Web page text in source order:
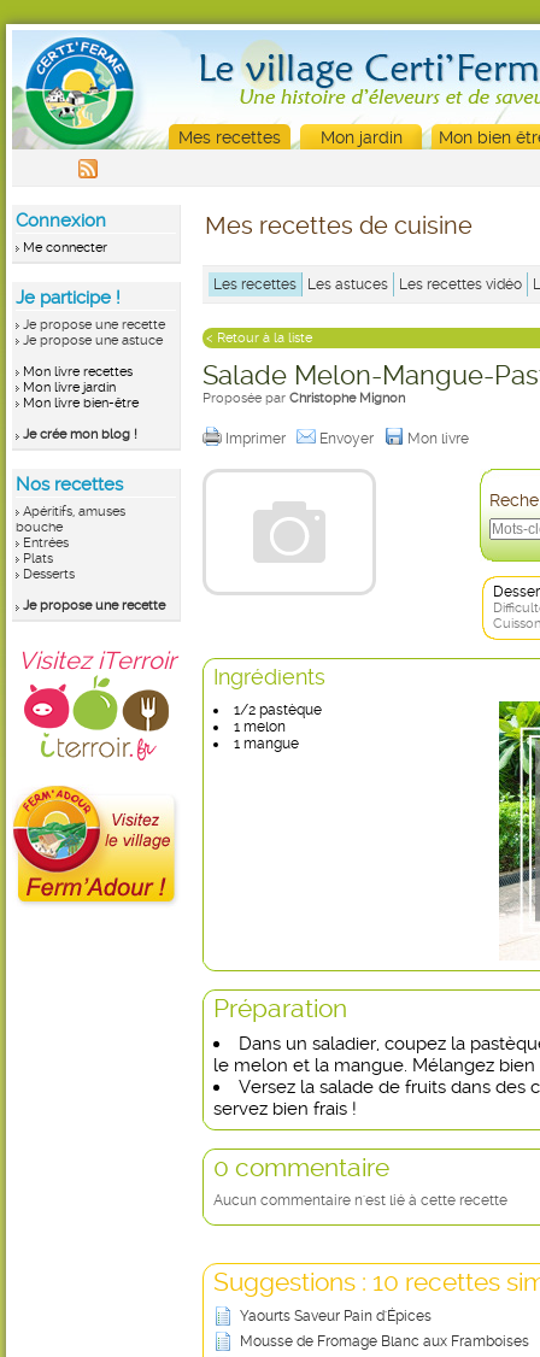
Mes recettes Mon jardin Mon bien
Connexion
Me connecter
Je participe !
Je propose une recette
Je propose une astuce
Mon livre recettes
Mon livre jardin
Mon livre bien-être
Je crée mon blog !
Nos recettes
Apéritifs, amuses
bouche
Entrées
Plats
Desserts
Je propose une recette
Visitez iTerroir
Mes recettes de cuisine
Les recettes Les astuces Les recettes vidéo
< Retour à la liste
Salade Melon-Mangue-
Proposée par Christophe Mignon
Imprimer Envoyer Mon livre
Ingrédients
1/2 pastèque
1 melon
1 mangue
Préparation
Dans un saladier, coupez la
le melon et la mangue. Mélangez
Versez la salade de fruits dans des
servez bien frais !
0 commentaire
Aucun commentaire n'est lié à cette recette
Suggestions : 10 recettes
Yaourts Saveur Pain d'Épices
Mousse de Fromage Blanc aux Framboises